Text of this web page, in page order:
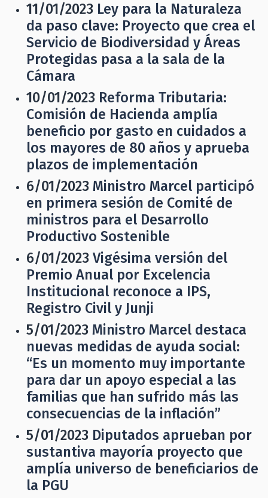
11/01/2023 Ley para la Naturaleza
da paso clave: Proyecto que crea el
Servicio de Biodiversidad y Áreas
Protegidas pasa a la sala de la
Cámara
10/01/2023 Reforma Tributaria:
Comisión de Hacienda amplía
beneficio por gasto en cuidados a
los mayores de 80 años y aprueba
plazos de implementación
6/01/2023 Ministro Marcel participó
en primera sesión de Comité de
ministros para el Desarrollo
Productivo Sostenible
6/01/2023 Vigésima versión del
Premio Anual por Excelencia
Institucional reconoce a IPS,
Registro Civil y Junji
5/01/2023 Ministro Marcel destaca
nuevas medidas de ayuda social:
“Es un momento muy importante
para dar un apoyo especial a las
familias que han sufrido más las
consecuencias de la inflación”
5/01/2023 Diputados aprueban por
sustantiva mayoría proyecto que
amplía universo de beneficiarios de
la PGU